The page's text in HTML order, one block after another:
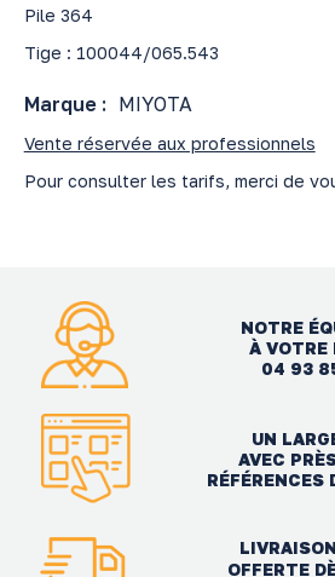
Pile 364
Tige : 100044/065.543
Marque : MIYOTA
Vente réservée aux professionnels
Pour consulter les tarifs, merci de
NOTRE
À VOTRE
04 93
UN
AVEC
RÉFÉRENCES
OFFERTE